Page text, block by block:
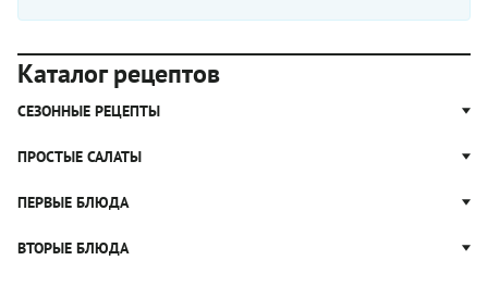
Каталог рецептов
СЕЗОННЫЕ РЕЦЕПТЫ
Рецепты из капусты
Рецепты с грибами
Яблочные пироги
ПРОСТЫЕ САЛАТЫ
Простые салаты
Салат Цезарь
ПЕРВЫЕ БЛЮДА
Щи
ВТОРЫЕ БЛЮДА